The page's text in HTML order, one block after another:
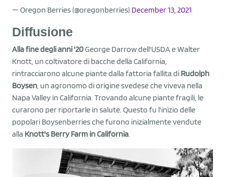
— Oregon Berries (@oregonberries) December 13, 2021
Diffusione
Alla fine degli anni '20George Darrow dell'USDA e Walter
Knott, un coltivatore di bacche della California,
rintracciarono alcune piante dalla fattoria fallita di Rudolph
Boysen , un agronomo di origine svedese che viveva nella
Napa Valley in California. Trovando alcune piante fragili, le
curarono per riportarle in salute. Questo fu l'inizio delle
popolari Boysenberries che furono inizialmente vendute
alla Knott's Berry Farm in California.